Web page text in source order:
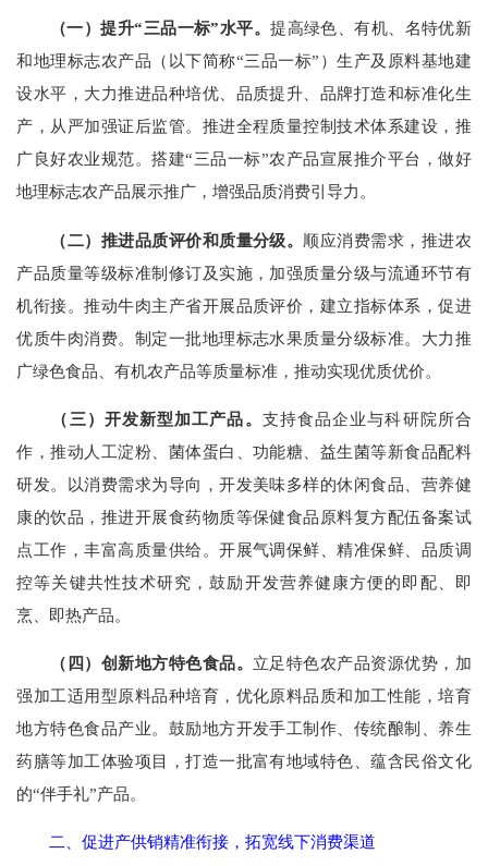
（一）提升“三品一标”水平。提高绿色、有机、名特优新
和地理标志农产品（以下简称“三品一标”）生产及原料基地建
设水平，大力推进品种培优、品质提升、品牌打造和标准化生
产，从严加强证后监管。推进全程质量控制技术体系建设，推
广良好农业规范。搭建“三品一标”农产品宣展推介平台，做好
地理标志农产品展示推广，增强品质消费引导力。
（二）推进品质评价和质量分级。 顺应消费需求，推进农
产品质量等级标准制修订及实施，加强质量分级与流通环节有
机衔接。推动牛肉主产省开展品质评价，建立指标体系，促进
优质牛肉消费。制定一批地理标志水果质量分级标准。大力推
广绿色食品、有机农产品等质量标准，推动实现优质优价。
（三）开发新型加工产品。 支持食品企业与科研院所合
作，推动人工淀粉、菌体蛋白、功能糖、益生菌等新食品配料
研发。以消费需求为导向，开发美味多样的休闲食品、营养健
康的饮品，推进开展食药物质等保健食品原料复方配伍备案试
点工作，丰富高质量供给。开展气调保鲜、精准保鲜、品质调
控等关键共性技术研究，鼓励开发营养健康方便的即配、即
烹、即热产品。
（四）创新地方特色食品。 立足特色农产品资源优势，加
强加工适用型原料品种培育，优化原料品质和加工性能，培育
地方特色食品产业。鼓励地方开发手工制作、传统酿制、养生
药膳等加工体验项目，打造一批富有地域特色、蕴含民俗文化
的“伴手礼”产品。
二、促进产供销精准衔接，拓宽线下消费渠道